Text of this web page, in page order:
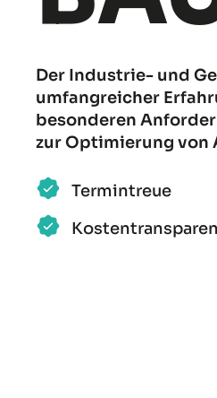
Der Industrie- und
umfangreicher
besonderen
zur Optimierung von
Termintreue